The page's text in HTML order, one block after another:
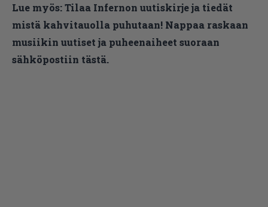
Lue myös:Tilaa Infernon uutiskirje ja tiedät
mistä kahvitauolla puhutaan! Nappaa raskaan
musiikin uutiset ja puheenaiheet suoraan
sähköpostiin tästä.